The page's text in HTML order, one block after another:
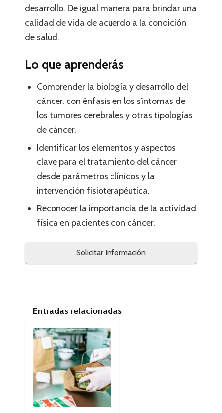
desarrollo. De igual manera para brindar una
calidad de vida de acuerdo a la condición
de salud.
Lo que aprenderás
Comprender la biología y desarrollo del
cáncer, con énfasis en los síntomas de
los tumores cerebrales y otras tipologías
de cáncer.
Identificar los elementos y aspectos
clave para el tratamiento del cáncer
desde parámetros clínicos y la
intervención fisioterapéutica.
Reconocer la importancia de la actividad
física en pacientes con cáncer.
Solicitar Información
Entradas relacionadas